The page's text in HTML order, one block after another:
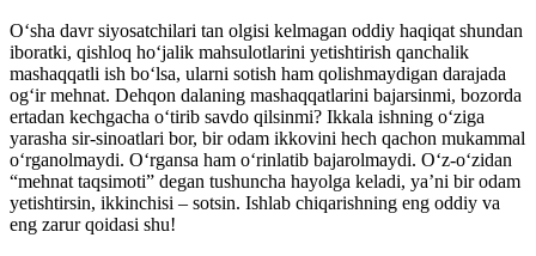
O‘sha davr siyosatchilari tan olgisi kelmagan oddiy haqiqat shundan
iboratki, qishloq ho‘jalik mahsulotlarini yetishtirish qanchalik
mashaqqatli ish bo‘lsa, ularni sotish ham qolishmaydigan darajada
og‘ir mehnat. Dehqon dalaning mashaqqatlarini bajarsinmi, bozorda
ertadan kechgacha o‘tirib savdo qilsinmi? Ikkala ishning o‘ziga
yarasha sir-sinoatlari bor, bir odam ikkovini hech qachon mukammal
o‘rganolmaydi. O‘rgansa ham o‘rinlatib bajarolmaydi. O‘z-o‘zidan
“mehnat taqsimoti” degan tushuncha hayolga keladi, ya’ni bir odam
yetishtirsin, ikkinchisi – sotsin. Ishlab chiqarishning eng oddiy va
eng zarur qoidasi shu!